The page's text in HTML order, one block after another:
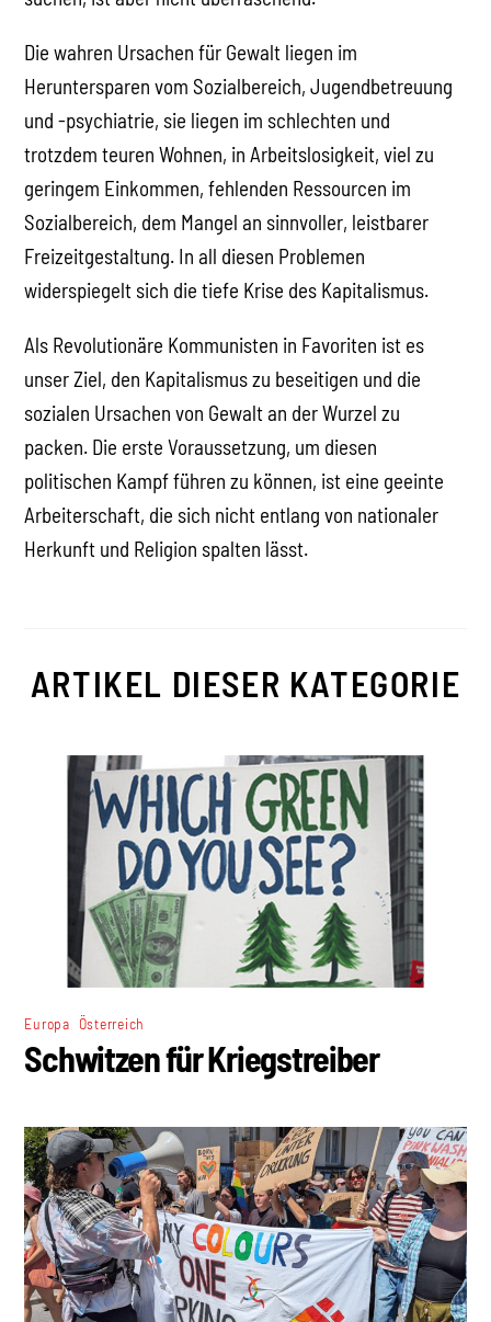
Die wahren Ursachen für Gewalt liegen im
Heruntersparen vom Sozialbereich, Jugendbetreuung
und -psychiatrie, sie liegen im schlechten und
trotzdem teuren Wohnen, in Arbeitslosigkeit, viel zu
geringem Einkommen, fehlenden Ressourcen im
Sozialbereich, dem Mangel an sinnvoller, leistbarer
Freizeitgestaltung. In all diesen Problemen
widerspiegelt sich die tiefe Krise des Kapitalismus.
Als Revolutionäre Kommunisten in Favoriten ist es
unser Ziel, den Kapitalismus zu beseitigen und die
sozialen Ursachen von Gewalt an der Wurzel zu
packen. Die erste Voraussetzung, um diesen
politischen Kampf führen zu können, ist eine geeinte
Arbeiterschaft, die sich nicht entlang von nationaler
Herkunft und Religion spalten lässt.
ARTIKEL DIESER KATEGORIE
Europa Österreich
Schwitzen für Kriegstreiber